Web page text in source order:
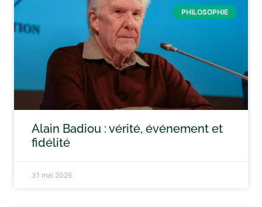
PHILOSOPHIE
Alain Badiou : vérité, événement et
fidélité
31 mai 2026